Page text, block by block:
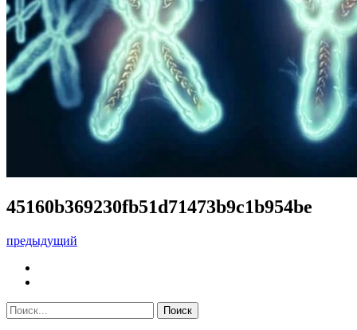
45160b369230fb51d71473b9c1b954be
предыдущий